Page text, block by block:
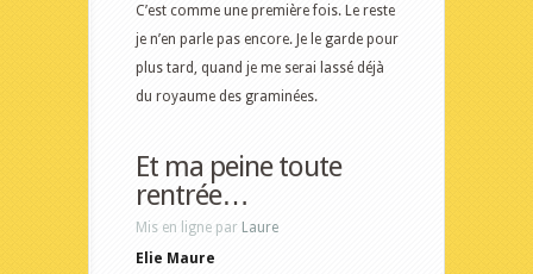
C’est comme une première fois. Le reste
je n’en parle pas encore. Je le garde pour
plus tard, quand je me serai lassé déjà
du royaume des graminées.
Et ma peine toute
rentrée…
Mis en ligne par Laure
Elie Maure